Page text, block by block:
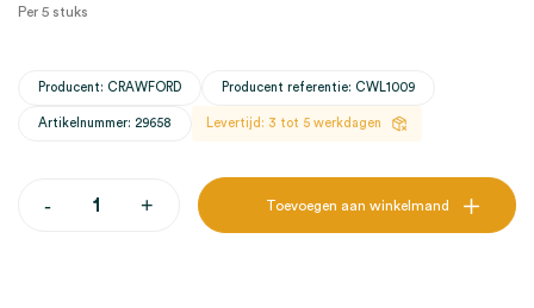
Per 5 stuks
Producent: CRAWFORD Producent referentie: CWL1009
Artikelnummer: 29658 Levertijd: 3 tot 5 werkdagen
-KERRALITE + Toevoegen aan winkelmand